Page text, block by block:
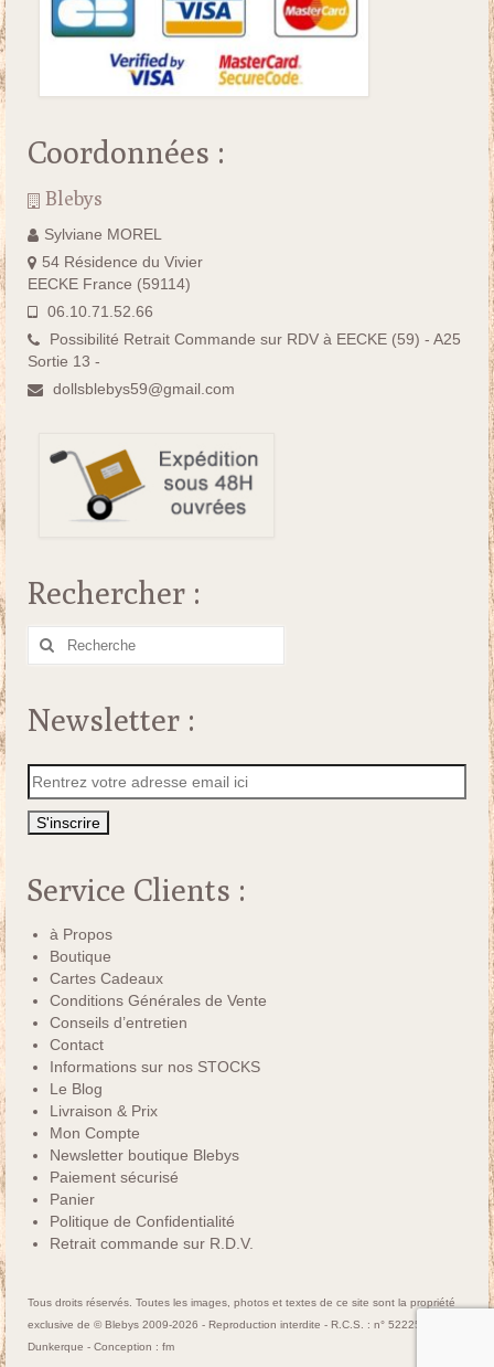
Coordonnées :
Blebys
Sylviane MOREL
54 Résidence du Vivier
EECKE France (59114)
06.10.71.52.66
Possibilité Retrait Commande sur RDV à EECKE (59) - A25
Sortie 13 -
dollsblebys59@gmail.com
Rechercher :
Rechercher
Newsletter :
Service Clients :
à Propos
Boutique
Cartes Cadeaux
Conditions Générales de Vente
Conseils d’entretien
Contact
Informations sur nos STOCKS
Le Blog
Livraison & Prix
Mon Compte
Newsletter boutique Blebys
Paiement sécurisé
Panier
Politique de Confidentialité
Retrait commande sur R.D.V.
Tous droits réservés. Toutes les images, photos et textes de ce site sont la propriété
exclusive de © Blebys 2009-2026 - Reproduction interdite - R.C.S. : n° 522250463
Dunkerque - Conception : fm